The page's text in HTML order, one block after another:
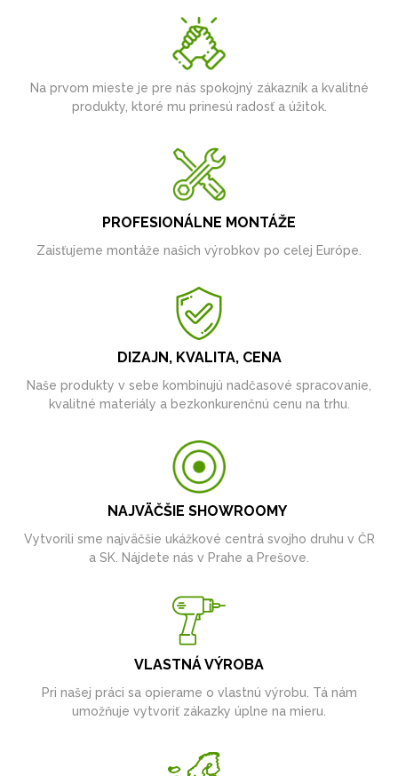
Na prvom mieste je pre nás spokojný zákazník a kvalitné
produkty, ktoré mu prinesú radosť a úžitok.
PROFESIONÁLNE MONTÁŽE
Zaisťujeme montáže našich výrobkov po celej Európe.
DIZAJN, KVALITA, CENA
Naše produkty v sebe kombinujú nadčasové spracovanie,
kvalitné materiály a bezkonkurenčnú cenu na trhu.
NAJVÄČŠIE SHOWROOMY
Vytvorili sme najväčšie ukážkové centrá svojho druhu v ČR
a SK. Nájdete nás v Prahe a Prešove.
VLASTNÁ VÝROBA
Pri našej práci sa opierame o vlastnú výrobu. Tá nám
umožňuje vytvoriť zákazky úplne na mieru.